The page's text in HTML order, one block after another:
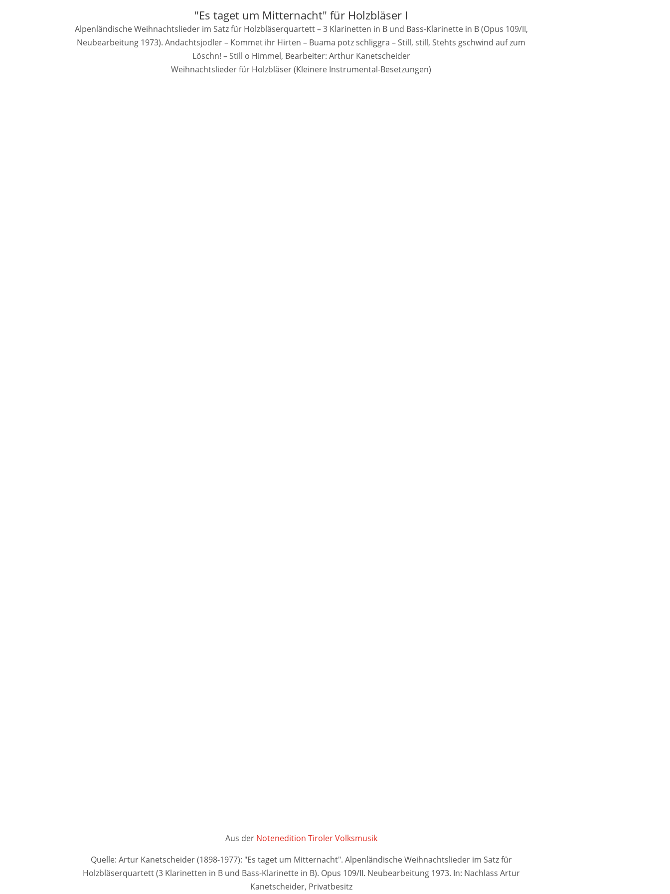
"Es taget um Mitternacht" für Holzbläser I
Alpenländische Weihnachtslieder im Satz für Holzbläserquartett – 3 Klarinetten in B und Bass-Klarinette in B (Opus 109/II,
Neubearbeitung 1973). Andachtsjodler – Kommet ihr Hirten – Buama potz schliggra – Still, still, Stehts gschwind auf zum
Löschn! – Still o Himmel, Bearbeiter: Arthur Kanetscheider
Weihnachtslieder für Holzbläser (Kleinere Instrumental-Besetzungen)
Aus der Notenedition Tiroler Volksmusik
Quelle: Artur Kanetscheider (1898-1977): "Es taget um Mitternacht". Alpenländische Weihnachtslieder im Satz für
Holzbläserquartett (3 Klarinetten in B und Bass-Klarinette in B). Opus 109/II. Neubearbeitung 1973. In: Nachlass Artur
Kanetscheider, Privatbesitz